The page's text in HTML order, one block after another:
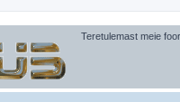
Teretulemast meie